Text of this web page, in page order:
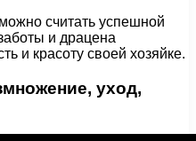
считать успешной
и драцена
и красоту своей хозяйке.
уход,